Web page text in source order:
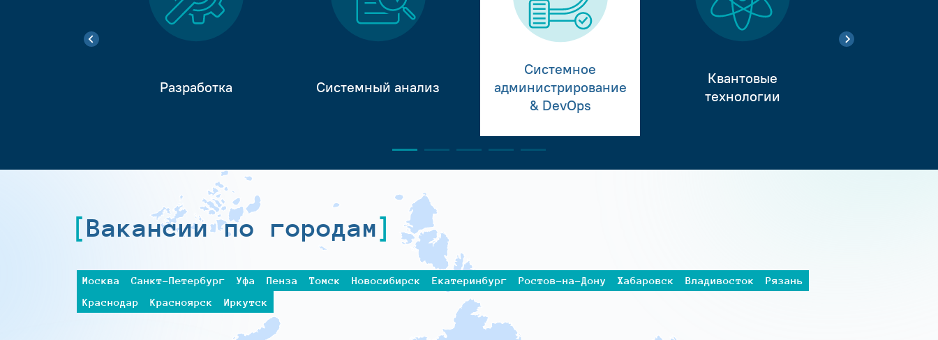
Разработка Системный анализ
Системное
администрирование
& DevOps
Квантовые
технологии
Вакансии по городам
Москва Санкт-Петербург Уфа Пенза Томск Новосибирск Екатеринбург Ростов-на-Дону Хабаровск Владивосток
Рязань
Краснодар
Красноярск Иркутск